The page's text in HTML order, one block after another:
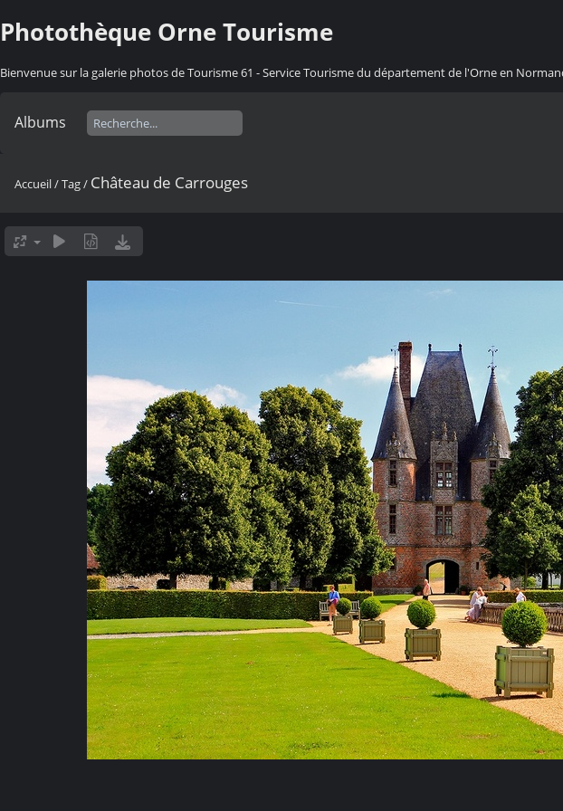
Photothèque Orne Tourisme
Bienvenue sur la galerie photos de Tourisme 61 - Service Tourisme du département de l'Orne en
Albums
Accueil/Tag/ Château de Carrouges